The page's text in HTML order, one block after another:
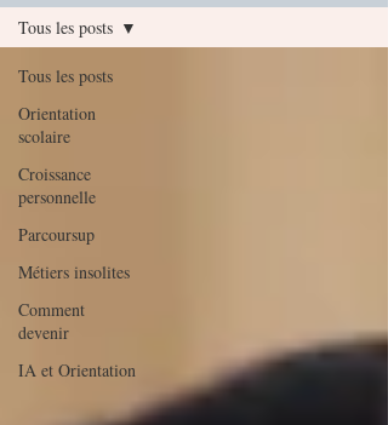
Tous les posts
Orientation
scolaire
Croissance
personnelle
Parcoursup
Métiers insolites
Comment
devenir
IA et Orientation
Tous les posts